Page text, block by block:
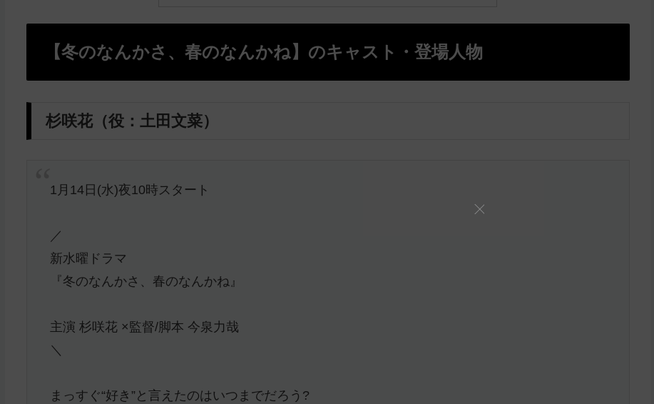
【冬のなんかさ、春のなんかね】のキャスト・登場人物
杉咲花（役：⼟⽥⽂菜）
1月14日(水)夜10時スタート
／
新水曜ドラマ
『冬のなんかさ、春のなんかね』
主演 杉咲花 ×監督/脚本 今泉力哉
＼
まっすぐ“好き”と言えたのはいつまでだろう?